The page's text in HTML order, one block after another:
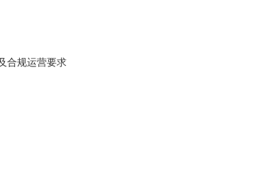
合规运营要求